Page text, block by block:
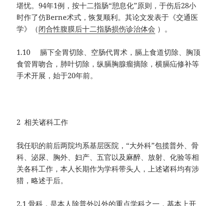
堪忧。94年1例，按十二指肠“憩息化”原则，于伤后28小
时作了仿Berne术式，恢复顺利。其论文发表于《交通医
学》（闭合性腹膜后十二指肠损伤诊治体会 ）。
1.10 膈下全胃切除、空肠代胃术，膈上食道切除、胸顶
食管胃吻合，肺叶切除，纵膈胸腺瘤摘除，横膈疝修补等
手术开展，始于20年前。
2 相关诸科工作
我任职的前后两院均系基层医院，“大外科”包揽普外、骨
科、泌尿、胸外、妇产、五官以及麻醉、放射、化验等相
关各科工作，本人长期作为学科带头人，上述诸科均有涉
猎，略述于后。
2.1 骨科，是本人除普外以外的重点学科之一，基本上开